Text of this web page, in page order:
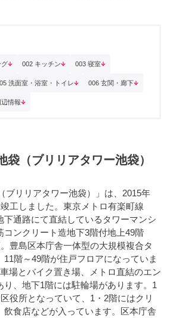
グ 002 キッチン 003 寝室
洗面室・浴室・トイレ 006 玄関・廊下
情報
（ブリリアタワー池袋）
ブリリアタワー池袋）」は、2015年
竣工しました。東京メトロ有楽町線
下通路にて直結しているタワーマンシ
コンクリート造地下3階付地上49階
豊島区本庁舎一体型の大規模複合タ
11階～49階が住戸フロアになっていま
場とバイク置き場、メトロ直結のエン
り、地下1階には駐輪場があります。1
役所となっていて、1・2階にはクリ
飲食店などが入っています。区本庁舎